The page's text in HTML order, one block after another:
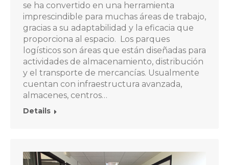
se ha convertido en una herramienta
imprescindible para muchas áreas de trabajo,
gracias a su adaptabilidad y la eficacia que
proporciona al espacio. Los parques
logísticos son áreas que están diseñadas para
actividades de almacenamiento, distribución
y el transporte de mercancías. Usualmente
cuentan con infraestructura avanzada,
almacenes, centros…
Details